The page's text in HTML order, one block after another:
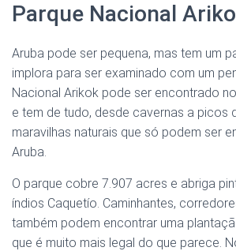
Parque Nacional
Aruba pode ser pequena, mas tem um
implora para ser examinado com um
Nacional Arikok pode ser encontrado
e tem de tudo, desde cavernas a picos
maravilhas naturais que só podem ser
Aruba.
O parque cobre 7.907 acres e abriga
índios Caquetío. Caminhantes,
também podem encontrar uma
que é muito mais legal do que parece.